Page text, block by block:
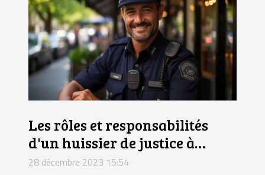
Les rôles et responsabilités
d'un huissier de justice à
Neuilly-sur-Seine
28 décembre 2023 15:54